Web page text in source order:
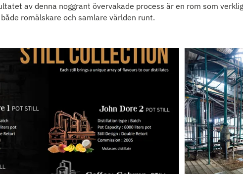
av denna noggrant övervakade process är en rom som
romälskare och samlare världen runt.